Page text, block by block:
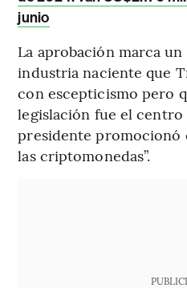
junio
La aprobación marca
industria naciente que
con escepticismo pero
legislación fue el
presidente promocionó
las criptomonedas”.